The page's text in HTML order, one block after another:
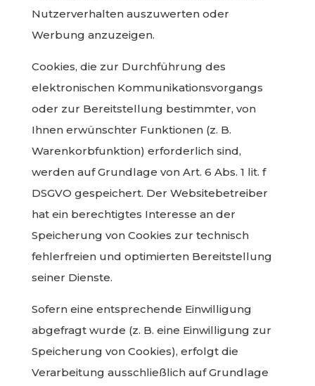
Nutzerverhalten auszuwerten oder
Werbung anzuzeigen.
Cookies, die zur Durchführung des
elektronischen Kommunikationsvorgangs
oder zur Bereitstellung bestimmter, von
Ihnen erwünschter Funktionen (z. B.
Warenkorbfunktion) erforderlich sind,
werden auf Grundlage von Art. 6 Abs. 1 lit. f
DSGVO gespeichert. Der Websitebetreiber
hat ein berechtigtes Interesse an der
Speicherung von Cookies zur technisch
fehlerfreien und optimierten Bereitstellung
seiner Dienste.
Sofern eine entsprechende Einwilligung
abgefragt wurde (z. B. eine Einwilligung zur
Speicherung von Cookies), erfolgt die
Verarbeitung ausschließlich auf Grundlage